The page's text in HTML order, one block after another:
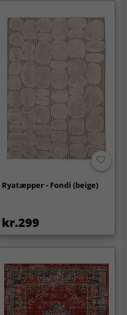
Ryatæpper - Fondi (beige)
kr.299